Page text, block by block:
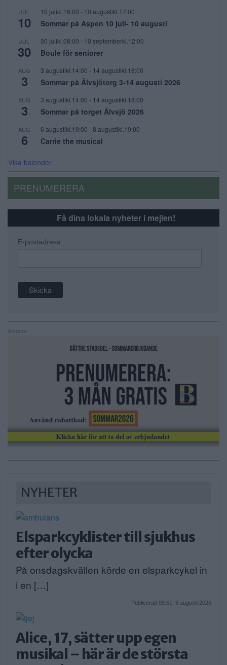
JUL
10
10 julikl.16:00 - 10 augustikl.17:00
Sommar på Aspen 10 juli- 10 augusti
JUL
30
30 julikl.08:00 - 10 septemberkl.12:00
Boule för seniorer
AUG
3
3 augustikl.14:00 - 14 augustikl.18:00
Sommar på Älvsjötorg 3-14 augusti 2026
AUG
3
3 augustikl.14:00 - 14 augustikl.18:00
Sommar på torget Älvsjö 2026
AUG
6
6 augustikl.19:00 - 8 augustikl.19:00
Carrie the musical
Visa kalender
PRENUMERERA
Få dina lokala nyheter i mejlen!
E-postadress
Annons:
NYHETER
Elsparkcyklister till sjukhus
efter olycka
På onsdagskvällen körde en elsparkcykel in
i en […]
Publicerad 09:51, 6 augusti 2026
Alice, 17, sätter upp egen
musikal – här är de största